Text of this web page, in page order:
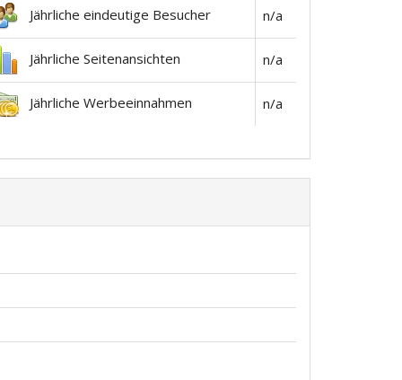
Jährliche eindeutige Besucher n/a
Jährliche Seitenansichten n/a
Jährliche Werbeeinnahmen n/a